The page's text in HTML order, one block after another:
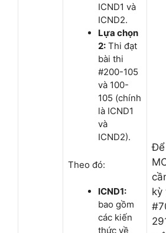
ICND1 và
ICND2.
Lựa chọn
2: Thi đạt
bài thi
#200-105
và 100-
105 (chính
là ICND1
và
ICND2).
Theo đó:
ICND1:
bao gồm
các kiến
thức về
kỳ